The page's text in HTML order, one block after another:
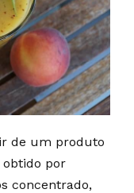
de um produto
obtido por
concentrado,